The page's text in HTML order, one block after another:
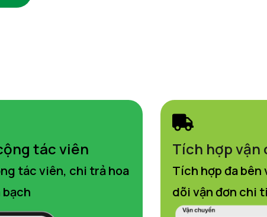
tác viên
tác viên, chi trả hoa
bạch
Tích hợp vận
Tích hợp đa
dõi vận đơn chi